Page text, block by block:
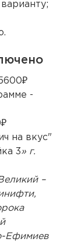
-
на вкус"
3» г.
–
Ефимиев